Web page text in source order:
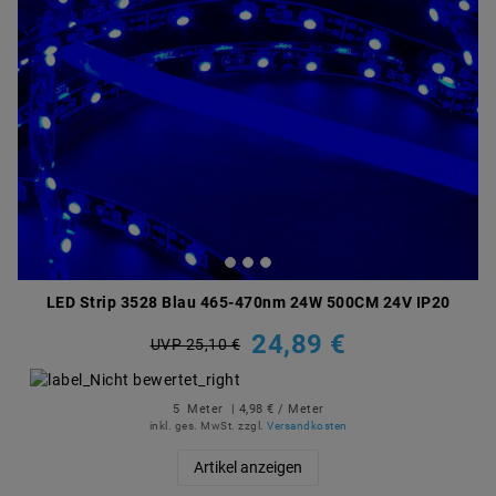
LED Strip 3528 Blau 465-470nm 24W 500CM 24V IP20
UVP 25,10 € 24,89 €
5 Meter | 4,98 € / Meter
inkl. ges. MwSt. zzgl. Versandkosten
Artikel anzeigen